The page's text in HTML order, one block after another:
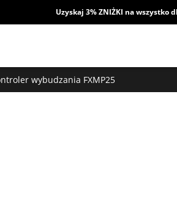
Uzyskaj 3% ZNIŻKI na wszystko
wybudzania FXMP25